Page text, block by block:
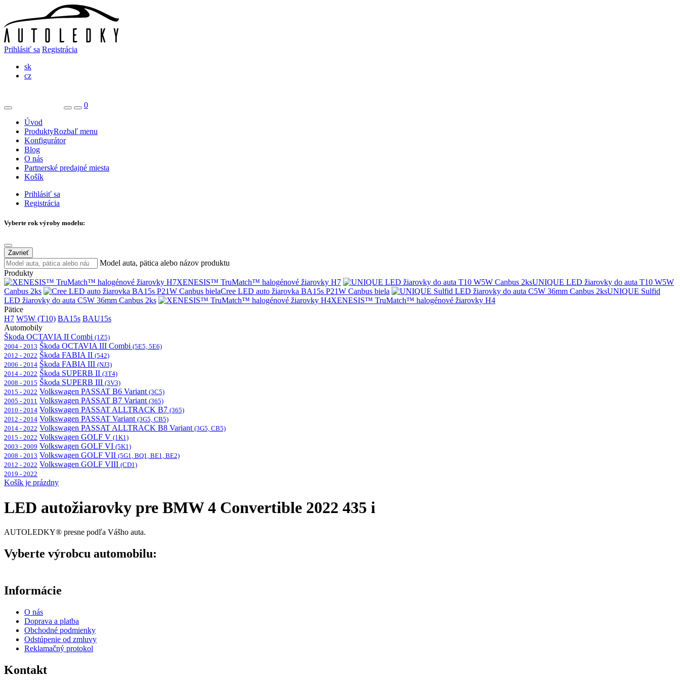
Prihlásiť sa Registrácia
sk
cz
0
Úvod
ProduktyRozbaľ menu
Konfigurátor
Blog
O nás
Partnerské predajné miesta
Košík
Prihlásiť sa
Registrácia
Vyberte rok výroby modelu:
Zavrieť
Model auta, pätica alebo názov produktu
Produkty
XENESIS™ TruMatch™ halogénové žiarovky H7
UNIQUE LED žiarovky do auta T10 W5W
Canbus 2ks
Cree LED auto žiarovka BA15s P21W Canbus biela
UNIQUE Sulfid
LED žiarovky do auta C5W 36mm Canbus 2ks
XENESIS™ TruMatch™ halogénové žiarovky H4
Pätice
H7 W5W (T10) BA15s BAU15s
Automobily
Škoda OCTAVIA II Combi (1Z5)
2004 - 2013 Škoda OCTAVIA III Combi (5E5, 5E6)
2012 - 2022 Škoda FABIA II (542)
2006 - 2014 Škoda FABIA III (NJ3)
2014 - 2022 Škoda SUPERB II (3T4)
2008 - 2015 Škoda SUPERB III (3V3)
2015 - 2022 Volkswagen PASSAT B6 Variant (3C5)
2005 - 2011 Volkswagen PASSAT B7 Variant (365)
2010 - 2014 Volkswagen PASSAT ALLTRACK B7 (365)
2012 - 2014 Volkswagen PASSAT Variant (3G5, CB5)
2014 - 2022 Volkswagen PASSAT ALLTRACK B8 Variant (3G5, CB5)
2015 - 2022 Volkswagen GOLF V (1K1)
2003 - 2009 Volkswagen GOLF VI (5K1)
2008 - 2013 Volkswagen GOLF VII (5G1, BQ1, BE1, BE2)
2012 - 2022 Volkswagen GOLF VIII (CD1)
2019 - 2022
Košík je prázdny
LED autožiarovky pre BMW 4 Convertible 2022 435 i
AUTOLEDKY® presne podľa Vášho auta.
Vyberte výrobcu automobilu:
Informácie
O nás
Doprava a platba
Obchodné podmienky
Odstúpenie od zmluvy
Reklamačný protokol
Kontakt